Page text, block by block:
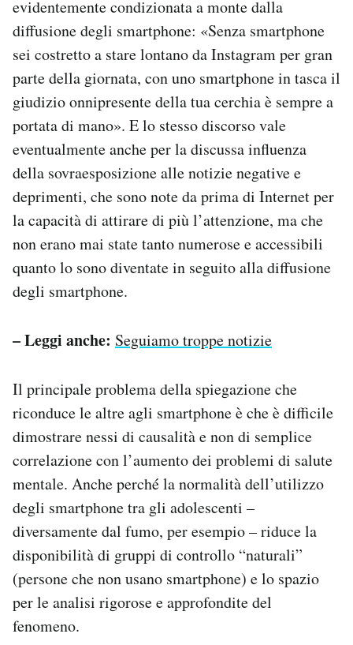
evidentemente condizionata a monte dalla
diffusione degli smartphone: «Senza smartphone
sei costretto a stare lontano da Instagram per gran
parte della giornata, con uno smartphone in tasca il
giudizio onnipresente della tua cerchia è sempre a
portata di mano». E lo stesso discorso vale
eventualmente anche per la discussa influenza
della sovraesposizione alle notizie negative e
deprimenti, che sono note da prima di Internet per
la capacità di attirare di più l’attenzione, ma che
non erano mai state tanto numerose e accessibili
quanto lo sono diventate in seguito alla diffusione
degli smartphone.
– Leggi anche: Seguiamo troppe notizie
Il principale problema della spiegazione che
riconduce le altre agli smartphone è che è difficile
dimostrare nessi di causalità e non di semplice
correlazione con l’aumento dei problemi di salute
mentale. Anche perché la normalità dell’utilizzo
degli smartphone tra gli adolescenti –
diversamente dal fumo, per esempio – riduce la
disponibilità di gruppi di controllo “naturali”
(persone che non usano smartphone) e lo spazio
per le analisi rigorose e approfondite del
fenomeno.